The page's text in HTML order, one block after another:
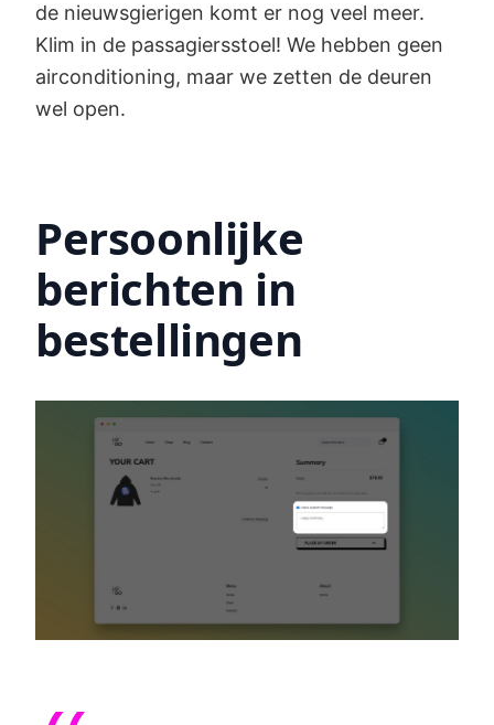
de nieuwsgierigen komt er nog veel meer.
Klim in de passagiersstoel! We hebben geen
airconditioning, maar we zetten de deuren
wel open.
Persoonlijke
berichten in
bestellingen